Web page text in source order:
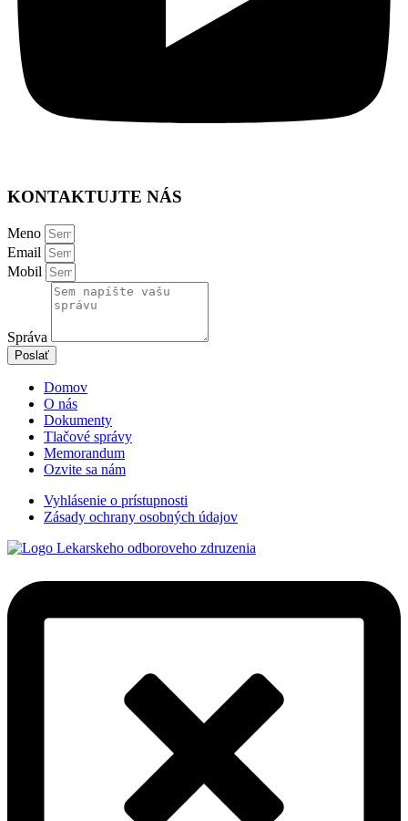
KONTAKTUJTE NÁS
Meno
Email
Mobil
Správa
Poslať
Domov
O nás
Dokumenty
Tlačové správy
Memorandum
Ozvite sa nám
Vyhlásenie o prístupnosti
Zásady ochrany osobných údajov